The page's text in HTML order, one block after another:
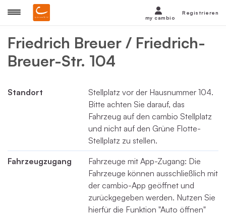
Friedrich Breuer / Friedrich-
Breuer-Str. 104
Standort
Stellplatz vor der Hausnummer 104.
Bitte achten Sie darauf, das
Fahrzeug auf den cambio Stellplatz
und nicht auf den Grüne Flotte-
Stellplatz zu stellen.
Fahrzeugzugang
Fahrzeuge mit App-Zugang: Die
Fahrzeuge können ausschließlich mit
der cambio-App geöffnet und
zurückgegeben werden. Nutzen Sie
hierfür die Funktion "Auto öffnen"
my cambio
Registrieren